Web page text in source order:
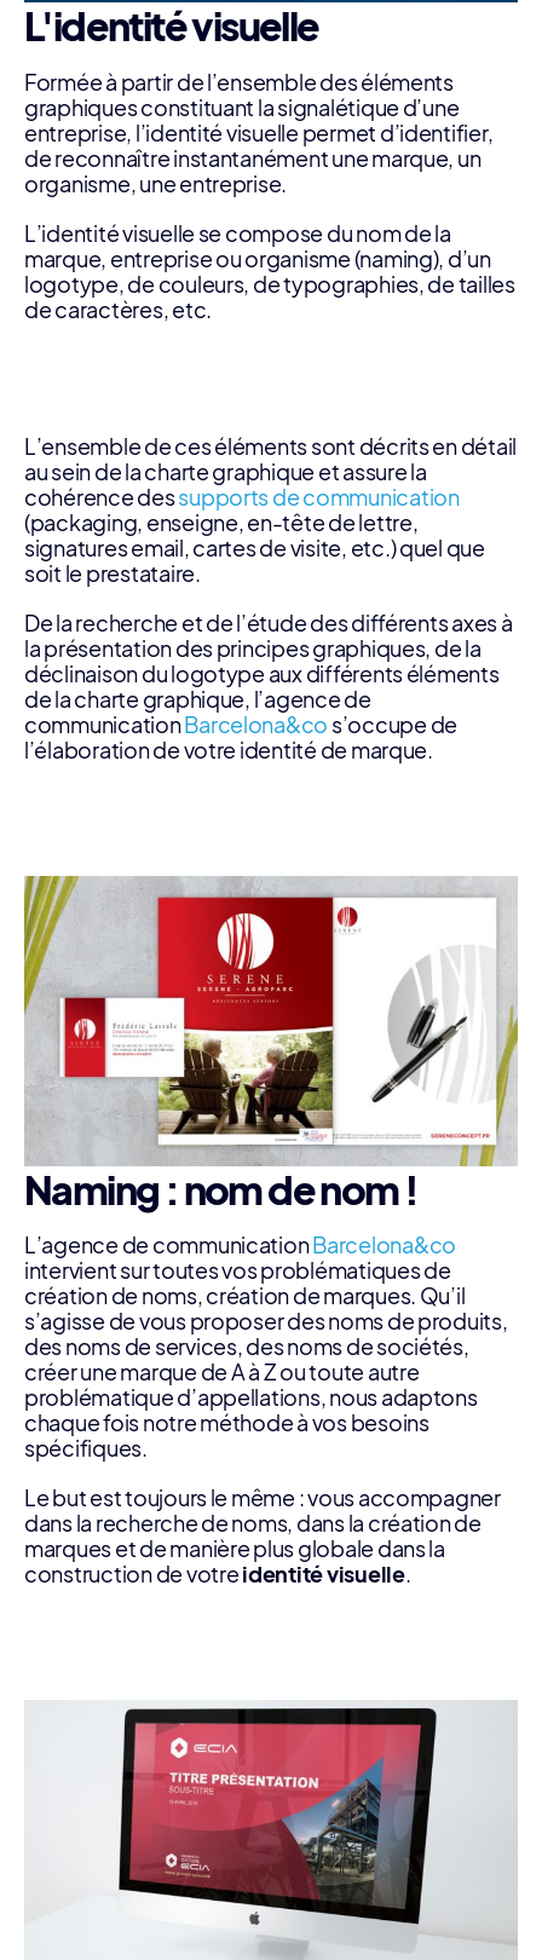
L'identité visuelle
Formée à partir de l’ensemble des éléments
graphiques constituant la signalétique d’une
entreprise, l’identité visuelle permet d’identifier,
de reconnaître instantanément une marque, un
organisme, une entreprise.
L’identité visuelle se compose du nom de la
marque, entreprise ou organisme (naming), d’un
logotype, de couleurs, de typographies, de tailles
de caractères, etc.
L’ensemble de ces éléments sont décrits en détail
au sein de la charte graphique et assure la
cohérence dessupports de communication
(packaging, enseigne, en-tête de lettre,
signatures email, cartes de visite, etc.) quel que
soit le prestataire.
De la recherche et de l’étude des différents axes à
la présentation des principes graphiques, de la
déclinaison du logotype aux différents éléments
de la charte graphique, l’agence de
communicationBarcelona&co s’occupe de
l’élaboration de votre identité de marque.
Naming : nom de nom !
L’agence de communicationBarcelona&co
intervient sur toutes vos problématiques de
création de noms, création de marques. Qu’il
s’agisse de vous proposer des noms de produits,
des noms de services, des noms de sociétés,
créer une marque de A à Z ou toute autre
problématique d’appellations, nous adaptons
chaque fois notre méthode à vos besoins
spécifiques.
Le but est toujours le même : vous accompagner
dans la recherche de noms, dans la création de
marques et de manière plus globale dans la
construction de votreidentité visuelle.